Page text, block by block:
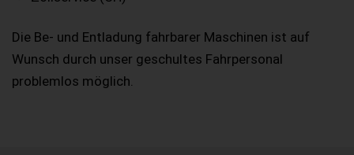
Die Be- und Entladung fahrbarer Maschinen ist auf
Wunsch durch unser geschultes Fahrpersonal
problemlos möglich.